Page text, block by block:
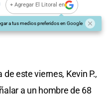
+ Agregar El Litoral en
a tus medios preferidos en Google
este viernes, Kevin P.,
a un hombre de 68